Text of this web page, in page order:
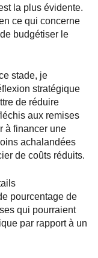
la plus évidente.
ce qui concerne
budgétiser le
stade, je
stratégique
de réduire
aux remises
à financer une
achalandées
de coûts réduits.
pourcentage de
qui pourraient
par rapport à un